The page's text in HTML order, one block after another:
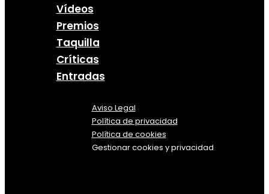
Vídeos
Premios
Taquilla
Críticas
Entradas
Aviso Legal
Política de privacidad
Política de cookies
Gestionar cookies y privacidad